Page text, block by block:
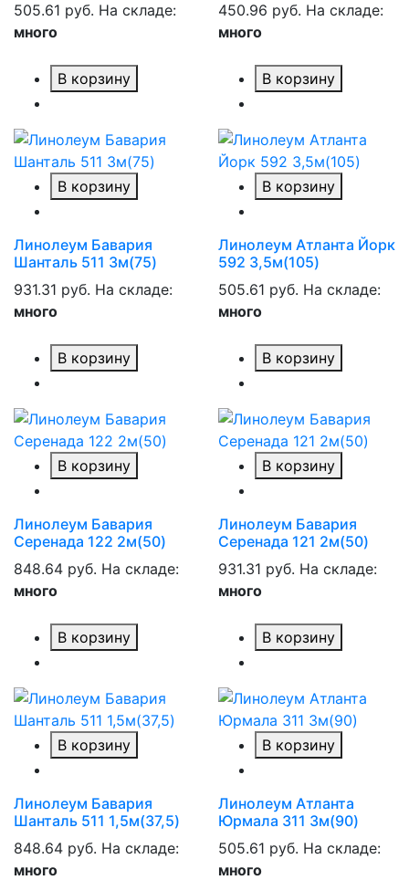
505.61 руб. На складе:
много
В корзину
450.96 руб. На складе:
много
В корзину
В корзину
Линолеум Бавария
Шанталь 511 3м(75)
931.31 руб. На складе:
много
В корзину
В корзину
Линолеум Атланта Йорк
592 3,5м(105)
505.61 руб. На складе:
много
В корзину
В корзину
Линолеум Бавария
Серенада 122 2м(50)
848.64 руб. На складе:
много
В корзину
В корзину
Линолеум Бавария
Серенада 121 2м(50)
931.31 руб. На складе:
много
В корзину
В корзину
Линолеум Бавария
Шанталь 511 1,5м(37,5)
848.64 руб. На складе:
много
В корзину
Линолеум Атланта
Юрмала 311 3м(90)
505.61 руб. На складе:
много